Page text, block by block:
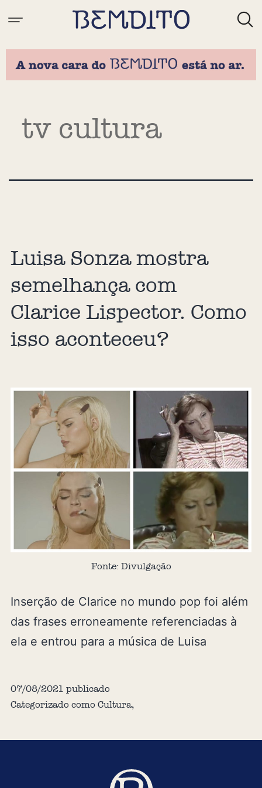
tv cultura
Luisa Sonza mostra
semelhança com
Clarice Lispector. Como
isso aconteceu?
Fonte: Divulgação
Inserção de Clarice no mundo pop foi além
das frases erroneamente referenciadas à
ela e entrou para a música de Luisa
07/08/2021 publicado
Categorizado como Cultura,